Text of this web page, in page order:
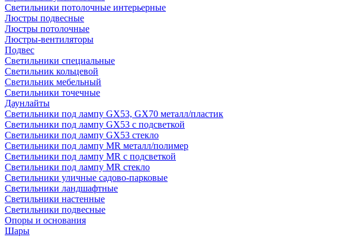
Светильники потолочные интерьерные
Люстры подвесные
Люстры потолочные
Люстры-вентиляторы
Подвес
Светильники специальные
Светильник кольцевой
Светильник мебельный
Светильники точечные
Даунлайты
Светильники под лампу GX53, GX70 металл/пластик
Светильники под лампу GX53 с подсветкой
Светильники под лампу GX53 стекло
Светильники под лампу MR металл/полимер
Светильники под лампу MR с подсветкой
Светильники под лампу MR стекло
Светильники уличные садово-парковые
Светильники ландшафтные
Светильники настенные
Светильники подвесные
Опоры и основания
Шары